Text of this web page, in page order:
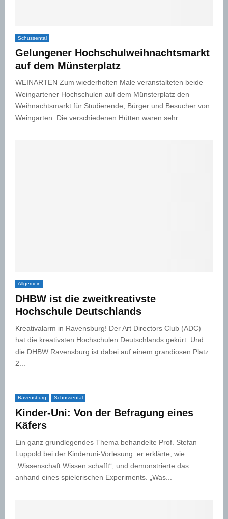
Schussental
Gelungener Hochschulweihnachtsmarkt
auf dem Münsterplatz
WEINARTEN Zum wiederholten Male veranstalteten beide
Weingartener Hochschulen auf dem Münsterplatz den
Weihnachtsmarkt für Studierende, Bürger und Besucher von
Weingarten. Die verschiedenen Hütten waren sehr...
Allgemein
DHBW ist die zweitkreativste
Hochschule Deutschlands
Kreativalarm in Ravensburg! Der Art Directors Club (ADC)
hat die kreativsten Hochschulen Deutschlands gekürt. Und
die DHBW Ravensburg ist dabei auf einem grandiosen Platz
2...
Ravensburg Schussental
Kinder-Uni: Von der Befragung eines
Käfers
Ein ganz grundlegendes Thema behandelte Prof. Stefan
Luppold bei der Kinderuni-Vorlesung: er erklärte, wie
„Wissenschaft Wissen schafft“, und demonstrierte das
anhand eines spielerischen Experiments. „Was...